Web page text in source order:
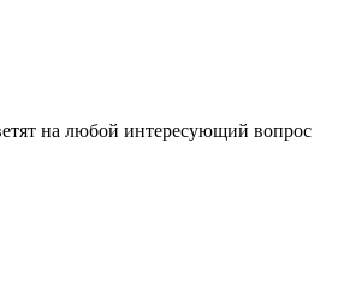
на любой интересующий вопрос